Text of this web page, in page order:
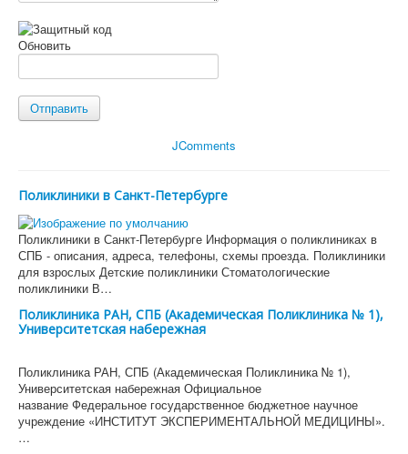
Обновить
Отправить
JComments
Поликлиники в Санкт-Петербурге
Поликлиники в Санкт-Петербурге Информация о поликлиниках в
СПБ - описания, адреса, телефоны, схемы проезда. Поликлиники
для взрослых Детские поликлиники Стоматологические
поликлиники В…
Поликлиника РАН, СПБ (Академическая Поликлиника № 1),
Университетская набережная
Поликлиника РАН, СПБ (Академическая Поликлиника № 1),
Университетская набережная Официальное
название Федеральное государственное бюджетное научное
учреждение «ИНСТИТУТ ЭКСПЕРИМЕНТАЛЬНОЙ МЕДИЦИНЫ».
…